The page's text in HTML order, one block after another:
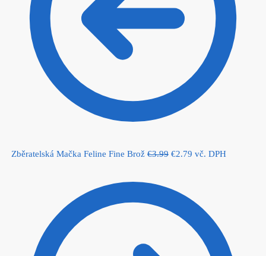
Zběratelská Mačka Feline Fine Brož €3.99 Original
€3.99.
€2.79 Current
vč. DPH